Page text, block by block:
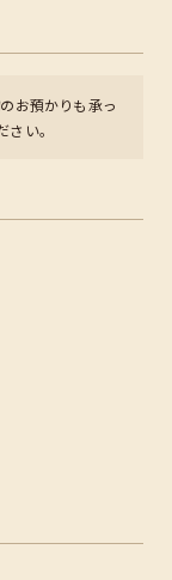
お預かりも承っ
い。